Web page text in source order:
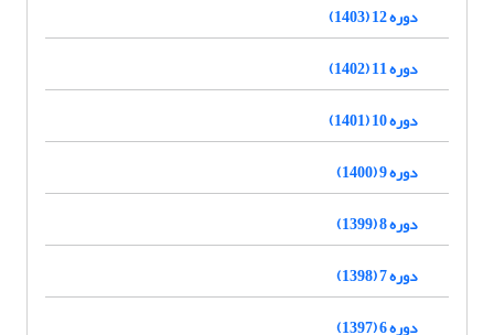
دوره 12 (1403)
دوره 11 (1402)
دوره 10 (1401)
دوره 9 (1400)
دوره 8 (1399)
دوره 7 (1398)
دوره 6 (1397)